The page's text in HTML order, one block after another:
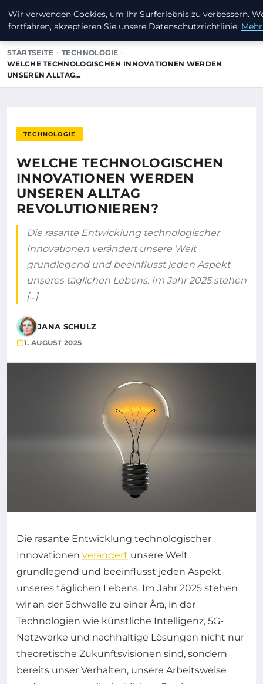
INVESTORENKAPITAL24
STARTSEITE
TECHNOLOGIE
WELCHE TECHNOLOGISCHEN INNOVATIONEN WERDEN
UNSEREN ALLTAG…
TECHNOLOGIE
WELCHE TECHNOLOGISCHEN
INNOVATIONEN WERDEN
UNSEREN ALLTAG
REVOLUTIONIEREN?
Die rasante Entwicklung technologischer
Innovationen verändert unsere Welt
grundlegend und beeinflusst jeden Aspekt
unseres täglichen Lebens. Im Jahr 2025 stehen
[…]
JANA SCHULZ
1. AUGUST 2025
Die rasante Entwicklung technologischer
Innovationen verändert unsere Welt
grundlegend und beeinflusst jeden Aspekt
unseres täglichen Lebens. Im Jahr 2025 stehen
wir an der Schwelle zu einer Ära, in der
Technologien wie künstliche Intelligenz, 5G-
Netzwerke und nachhaltige Lösungen nicht nur
theoretische Zukunftsvisionen sind, sondern
bereits unser Verhalten, unsere Arbeitsweise
Wir verwenden Cookies, um Ihr Surferlebnis zu verbessern.
fortfahren, akzeptieren Sie unsere Datenschutzrichtlinie.